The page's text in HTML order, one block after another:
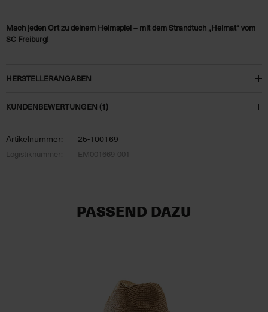
Mach jeden Ort zu deinem Heimspiel – mit dem Strandtuch „Heimat“ vom
SC Freiburg!
HERSTELLERANGABEN
KUNDENBEWERTUNGEN (1)
Artikelnummer: 25-100169
Logistiknummer: EM001669-001
PASSEND DAZU